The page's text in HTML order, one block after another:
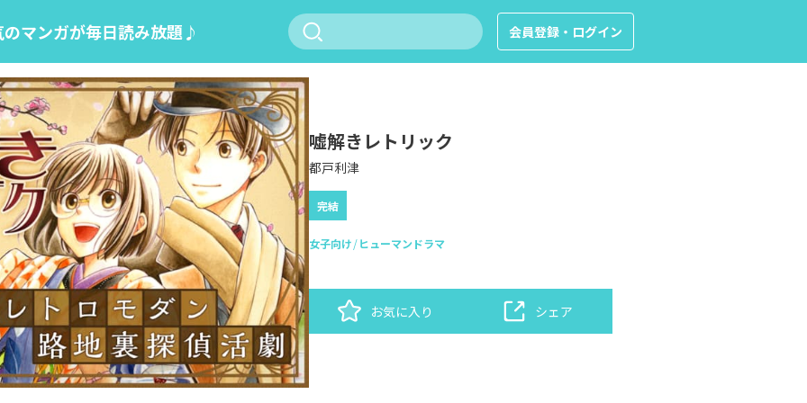
のマンガが毎日読み放題♪ 会員登録・ログイン
嘘解きレトリック
都戸利津
完結
女子向け ヒューマンドラマ
お気に入り シェア